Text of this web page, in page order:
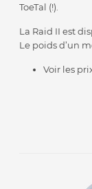
ToeTal (!).
La Raid II est
Le poids d’un
Voir les